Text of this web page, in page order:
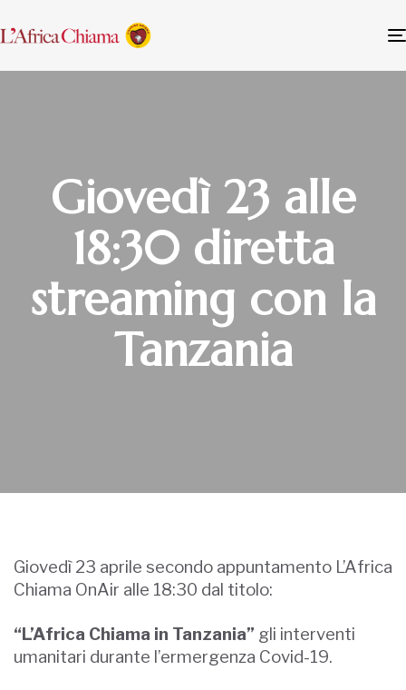
Giovedì 23 alle
18:30 diretta
streaming con la
Tanzania
Giovedì 23 aprile secondo appuntamento L’Africa
Chiama OnAir alle 18:30 dal titolo:
“L’Africa Chiama in Tanzania” gli interventi
umanitari durante l’ermergenza Covid-19.